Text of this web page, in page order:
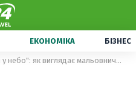
ЕКОНОМІКА БІЗНЕС
"Сходи у небо": як виглядає мальовничий шлях в австрійських Альпах – фото, відео